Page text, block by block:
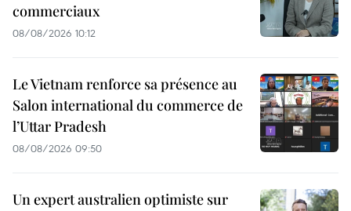
commerciaux
08/08/2026 10:12
Le Vietnam renforce sa présence au
Salon international du commerce de
l’Uttar Pradesh
08/08/2026 09:50
Un expert australien optimiste sur